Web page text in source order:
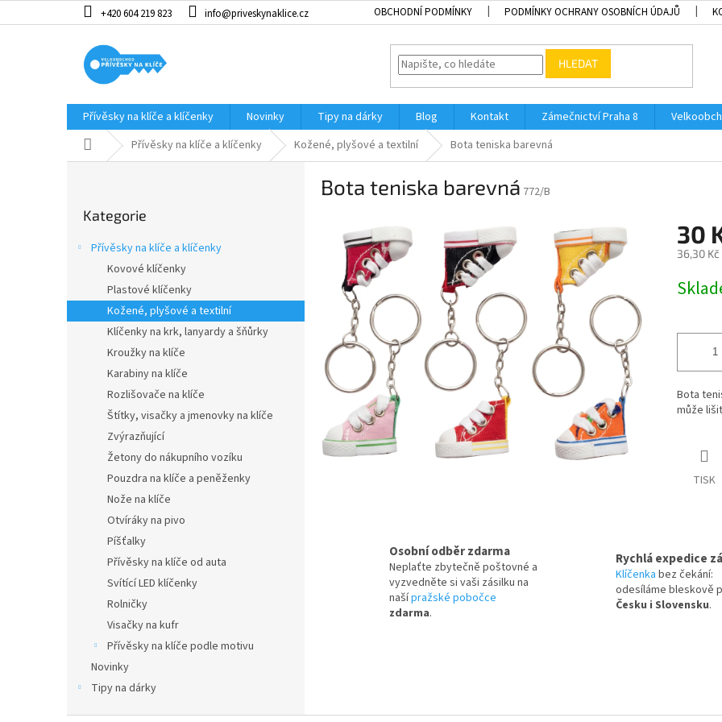
na
+420 604 219 823 info@priveskynaklice.cz OBCHODNÍ PODMÍNKY PODMÍNKY OCHRANY OSOBNÍCH ÚDAJŮ
HLEDAT
Přívěsky na klíče a klíčenky Novinky Tipy na dárky Blog Kontakt Zámečnictví Praha 8
Domů Přívěsky na klíče a klíčenky Kožené, plyšové a textilní Bota teniska barevná
kategorie
Kategorie
Přívěsky na klíče a klíčenky
Kovové klíčenky
Plastové klíčenky
Kožené, plyšové a textilní
Klíčenky na krk, lanyardy a šňůrky
Kroužky na klíče
Karabiny na klíče
Rozlišovače na klíče
Štítky, visačky a jmenovky na klíče
Zvýrazňující
Žetony do nákupního vozíku
Pouzdra na klíče a peněženky
Nože na klíče
Otvíráky na pivo
Píšťalky
Přívěsky na klíče od auta
Svítící LED klíčenky
Rolničky
Visačky na kufr
Přívěsky na klíče podle motivu
Novinky
Tipy na dárky
Bota teniska barevná 772/B
30
36,30
cena:
Bota
může
TISK
Osobní odběr zdarma
Neplaťte zbytečně poštovné a
vyzvedněte si vaši zásilku na
našípražské pobočce
zdarma.
Rychlá expedice
Klíčenka bez čekání:
odesíláme bleskově
Česku i Slovensku.